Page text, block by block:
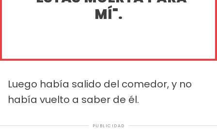
MÍ".
Luego había salido del comedor, y no
había vuelto a saber de él.
PUBLICIDAD